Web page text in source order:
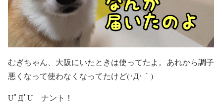
むぎちゃん、大阪にいたときは使ってたよ。あれから調子
悪くなって使わなくなってたけど(･Д･｀)
UﾟДﾟU ナント！